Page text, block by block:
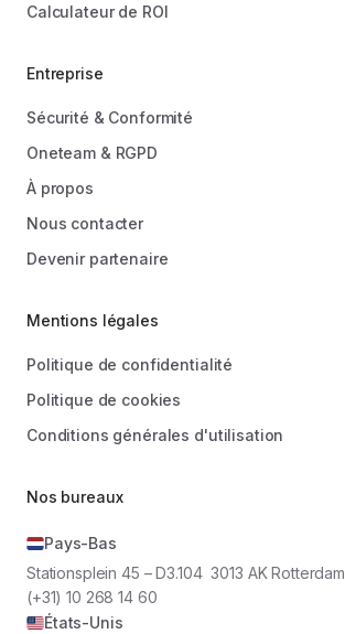
Calculateur de ROI
Entreprise
Sécurité & Conformité
Oneteam & RGPD
À propos
Nous contacter
Devenir partenaire
Mentions légales
Politique de confidentialité
Politique de cookies
Conditions générales d'utilisation
Nos bureaux
Pays-Bas
Stationsplein 45 – D3.104 3013 AK Rotterdam
(+31) 10 268 14 60
États-Unis